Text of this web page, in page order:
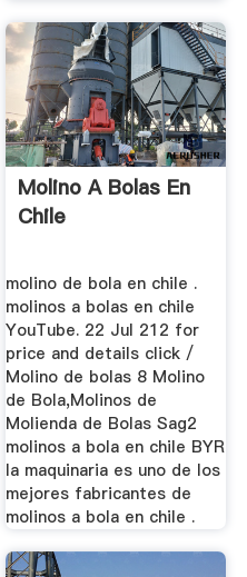
Molino A Bolas En
Chile
molino de bola en chile .
molinos a bolas en chile
YouTube. 22 Jul 212 for
price and details click /
Molino de bolas 8 Molino
de Bola,Molinos de
Molienda de Bolas Sag2
molinos a bola en chile BYR
la maquinaria es uno de los
mejores fabricantes de
molinos a bola en chile .